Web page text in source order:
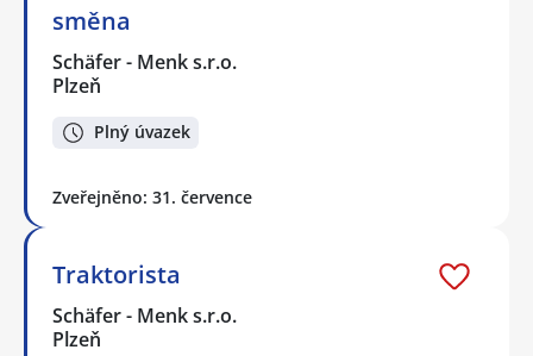
směna
Schäfer - Menk s.r.o.
Plzeň
Plný úvazek
Zveřejněno: 31. července
Traktorista
Schäfer - Menk s.r.o.
Plzeň